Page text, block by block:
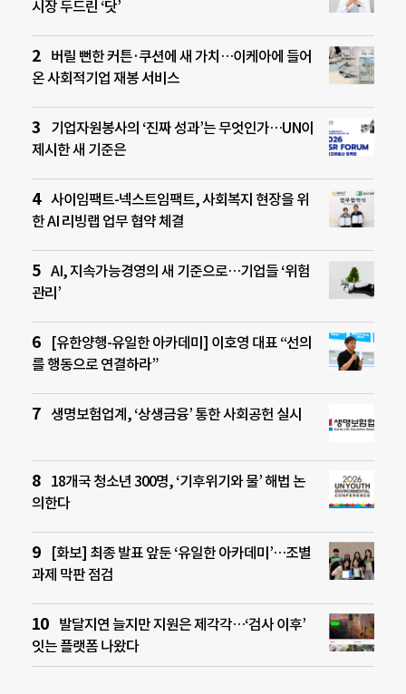
시장 두드린 ‘닷’
버릴 뻔한 커튼·쿠션에 새 가치…이케아에 들어
온 사회적기업 재봉 서비스
기업자원봉사의 ‘진짜 성과’는 무엇인가…UN이
제시한 새 기준은
사이임팩트-넥스트임팩트, 사회복지 현장을 위
한 AI 리빙랩 업무 협약 체결
AI, 지속가능경영의 새 기준으로…기업들 ‘위험
관리’
[유한양행-유일한 아카데미] 이호영 대표 “선의
를 행동으로 연결하라”
생명보험업계, ‘상생금융’ 통한 사회공헌 실시
18개국 청소년 300명, ‘기후위기와 물’ 해법 논
의한다
[화보] 최종 발표 앞둔 ‘유일한 아카데미’…조별
과제 막판 점검
발달지연 늘지만 지원은 제각각…‘검사 이후’
잇는 플랫폼 나왔다